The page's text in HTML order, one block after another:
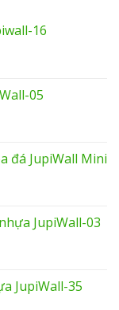
16
05
đá JupiWall Mini
JupiWall-03
JupiWall-35